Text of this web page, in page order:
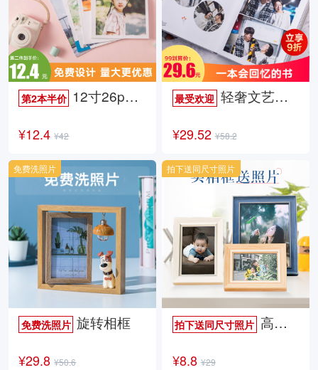
第2本半价 12寸26p时尚杂志册
¥12.4 ¥42
最受欢迎 轻奢文艺照片书
¥29.52 ¥58.2
免费洗照片 旋转相框
¥29.8 ¥50.6
免费洗照片
拍下送同尺寸照片高档欧式相框
¥8.8 ¥29
拍下送同尺寸照片